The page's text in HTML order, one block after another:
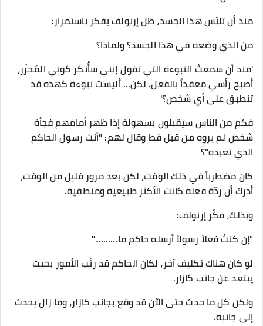
منذ أن تلبّس هذا الجسد، ظل إرنولف يفكر باستمرار:
من الذي وضعه في هذا الجسد؟ ولماذا؟
'منذ أن سمعتُ النبوءة التي تقول إنني سأُنكر كوني المُحرِّر،
أصبح رأسي معقداً بالفعل. لكن… أليست نبوءة كهذه قد
تنطبق على أي شخص؟'
فكم من الناس سيقبلون بسهولة إذا ظهر أمامهم فجأة
شخص لم يروه من قبل قط وقال لهم: "أنت رسول الحاكم
الذي نعبده"؟
كان مضطرباً في ذلك الوقت، لكن بعد مرور قليل من الوقت،
أدرك أن ردّة فعله كانت الأكثر طبيعية ومنطقية.
وبذلك، فكّر إرنولف:
"إن كنتُ فعلاً رسولاً أرسله حاكم ما………."
لو كان هناك تكليف آخر، لكان الحاكم قد رتّب الأمور بحيث
يبتعد عن جانب كازار.
ولكن كل ما حدث حتى الآن قد وقع بجانب كازار، وما زال يحدث
إلى جانبه.